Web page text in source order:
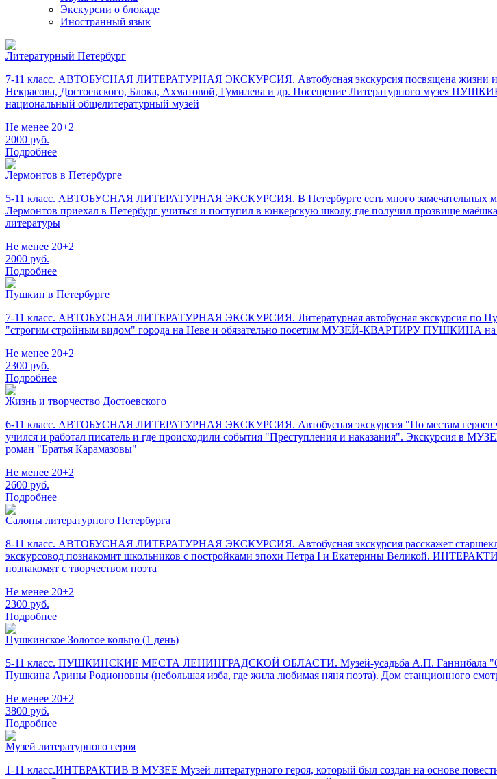
Экскурсии о блокаде
Иностранный язык
Литературный Петербург
7-11 класс. АВТОБУСНАЯ ЛИТЕРАТУРНАЯ ЭКСКУРСИЯ. Автобусная экскурсия посвящена жизни и
Некрасова, Достоевского, Блока, Ахматовой, Гумилева и др. Посещение Литературного музея
национальный общелитературный музей
Не менее 20+2
2000 руб.
Подробнее
Лермонтов в Петербурге
5-11 класс. АВТОБУСНАЯ ЛИТЕРАТУРНАЯ ЭКСКУРСИЯ. В Петербурге есть много замечательных
Лермонтов приехал в Петербург учиться и поступил в юнкерскую школу, где получил прозвище
литературы
Не менее 20+2
2000 руб.
Подробнее
Пушкин в Петербурге
7-11 класс. АВТОБУСНАЯ ЛИТЕРАТУРНАЯ ЭКСКУРСИЯ. Литературная автобусная экскурсия по
"строгим стройным видом" города на Неве и обязательно посетим МУЗЕЙ-КВАРТИРУ ПУШКИНА на
Не менее 20+2
2300 руб.
Подробнее
Жизнь и творчество Достоевского
6-11 класс. АВТОБУСНАЯ ЛИТЕРАТУРНАЯ ЭКСКУРСИЯ. Автобусная экскурсия "По местам героев
учился и работал писатель и где происходили события "Преступления и наказания". Экскурсия
роман "Братья Карамазовы"
Не менее 20+2
2600 руб.
Подробнее
Салоны литературного Петербурга
8-11 класс. АВТОБУСНАЯ ЛИТЕРАТУРНАЯ ЭКСКУРСИЯ. Автобусная экскурсия расскажет
экскурсовод познакомит школьников с постройками эпохи Петра I и Екатерины Великой.
познакомят с творчеством поэта
Не менее 20+2
2300 руб.
Подробнее
Пушкинское Золотое кольцо (1 день)
5-11 класс. ПУШКИНСКИЕ МЕСТА ЛЕНИНГРАДСКОЙ ОБЛАСТИ. Музей-усадьба А.П. Ганнибала
Пушкина Арины Родионовны (небольшая изба, где жила любимая няня поэта). Дом станционного
Не менее 20+2
3800 руб.
Подробнее
Музей литературного героя
1-11 класс.ИНТЕРАКТИВ В МУЗЕЕ Музей литературного героя, который был создан на основе